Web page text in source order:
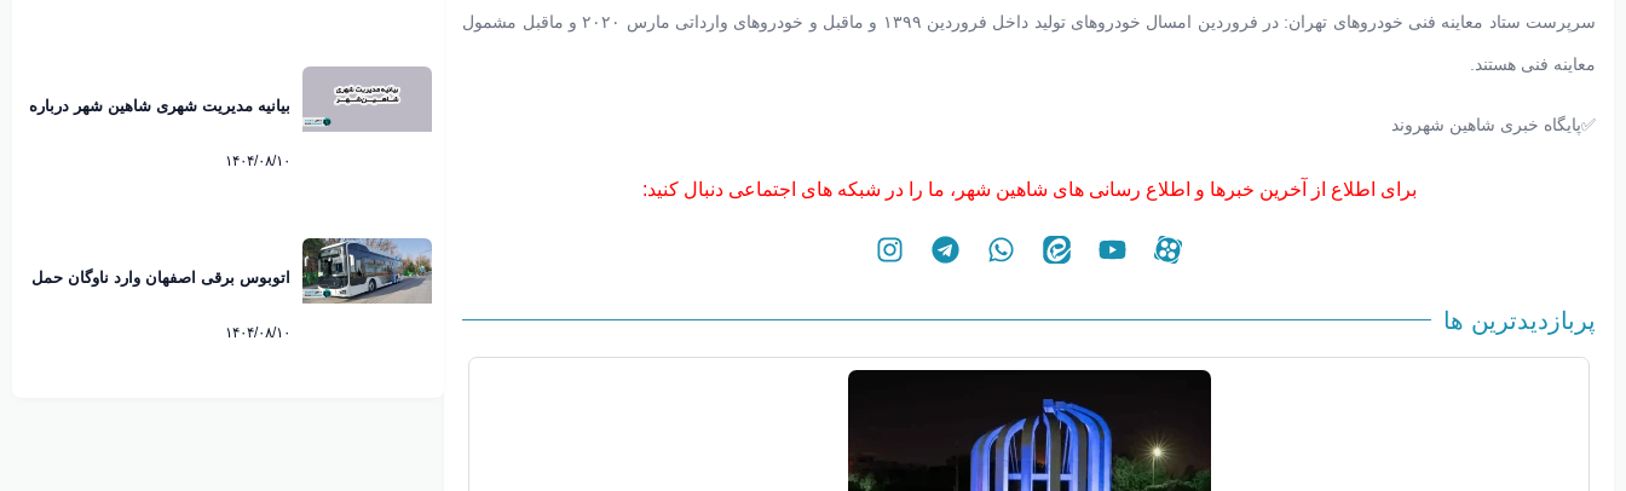
سرپرست ستاد معاینه فنی خودروهای تهران: در فروردین امسال خودروهای تولید داخل فروردین ۱۳۹۹ و ماقبل و خودروهای وارداتی مارس ۲۰۲۰ و ماقبل مشمول
معاینه فنی هستند.
✅پایگاه خبری شاهین شهروند
برای اطلاع از آخرین خبرها و اطلاع رسانی های شاهین شهر، ما را در شبکه های اجتماعی دنبال کنید:
پربازدیدترین ها
بیانیه مدیریت شهری شاهین شهر درباره
شد
۱۴۰۴/۰۸/۱۰
اتوبوس برقی اصفهان وارد ناوگان حمل
۱۴۰۴/۰۸/۱۰